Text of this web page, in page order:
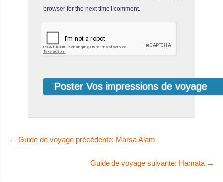
Sea
Mise à jour 2019
Le MV Thai Sea
MV Thai Sea Avis
sur le Bateau de
Plongée
browser for the next time I comment.
← Guide de voyage précédente: Marsa Alam
Guide de voyage suivante: Hamata →